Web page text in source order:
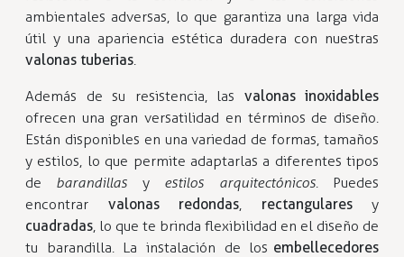
ambientales adversas, lo que garantiza una larga vida
útil y una apariencia estética duradera con nuestras
valonas tuberias.
Además de su resistencia, las valonas inoxidables
ofrecen una gran versatilidad en términos de diseño.
Están disponibles en una variedad de formas, tamaños
y estilos, lo que permite adaptarlas a diferentes tipos
de barandillas y estilos arquitectónicos. Puedes
encontrar valonas redondas, rectangularesy
cuadradas, lo que te brinda flexibilidad en el diseño de
tu barandilla. La instalación de los embellecedores